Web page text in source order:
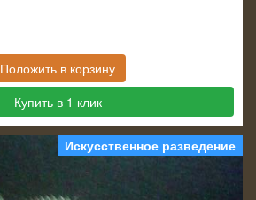
Положить в корзину
Купить в 1 клик
Искусственное разведение